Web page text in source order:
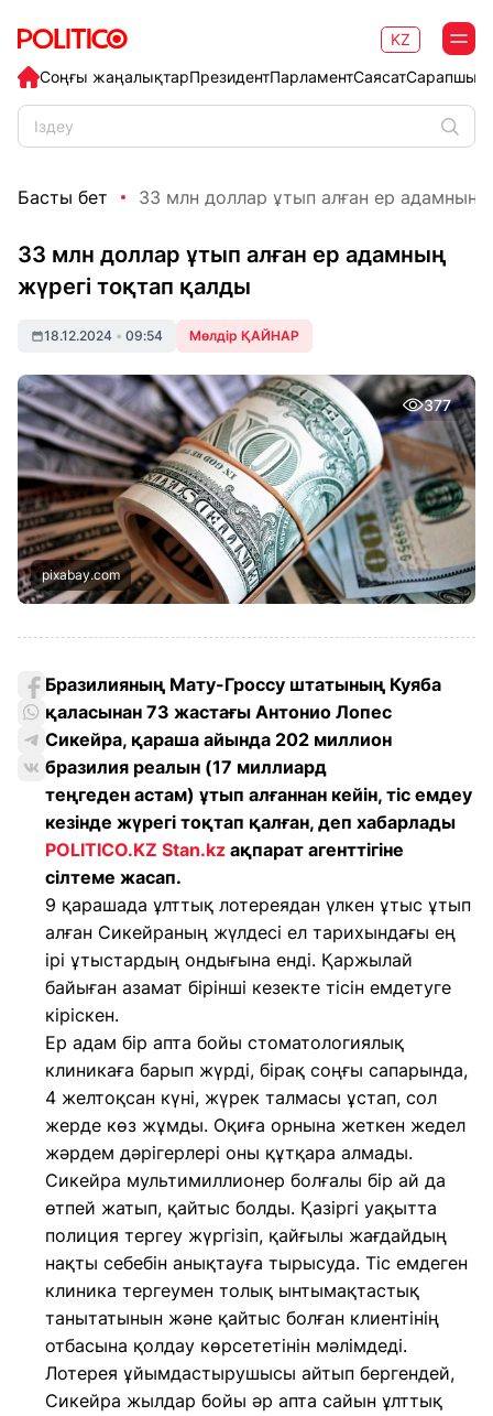
Соңғы жаңалықтарПрезидентПарламентСаясат
KZ
Басты бет 33 млн доллар ұтып алған ер адамның
33 млн доллар ұтып алған ер адамның
жүрегі тоқтап қалды
18.12.2024 • 09:54 Мөлдір ҚАЙНАР
377
pixabay.com
Бразилияның Мату-Гроссу штатының Куяба
қаласынан 73 жастағы Антонио Лопес
Сикейра, қараша айында 202 миллион
бразилия реалын (17 миллиард
теңгеден астам) ұтып алғаннан кейін, тіс емдеу
кезінде жүрегі тоқтап қалған, деп хабарлады
POLITICO.KZ Stan.kz ақпарат агенттігіне
сілтеме жасап.
9 қарашада ұлттық лотереядан үлкен ұтыс ұтып
алған Сикейраның жүлдесі ел тарихындағы ең
ірі ұтыстардың ондығына енді. Қаржылай
байыған азамат бірінші кезекте тісін емдетуге
кіріскен.
Ер адам бір апта бойы стоматологиялық
клиникаға барып жүрді, бірақ соңғы сапарында,
4 желтоқсан күні, жүрек талмасы ұстап, сол
жерде көз жұмды. Оқиға орнына жеткен жедел
жәрдем дәрігерлері оны құтқара алмады.
Сикейра мультимиллионер болғалы бір ай да
өтпей жатып, қайтыс болды. Қазіргі уақытта
полиция тергеу жүргізіп, қайғылы жағдайдың
нақты себебін анықтауға тырысуда. Тіс емдеген
клиника тергеумен толық ынтымақтастық
танытатынын және қайтыс болған клиентінің
отбасына қолдау көрсететінін мәлімдеді.
Лотерея ұйымдастырушысы айтып бергендей,
Сикейра жылдар бойы әр апта сайын ұлттық